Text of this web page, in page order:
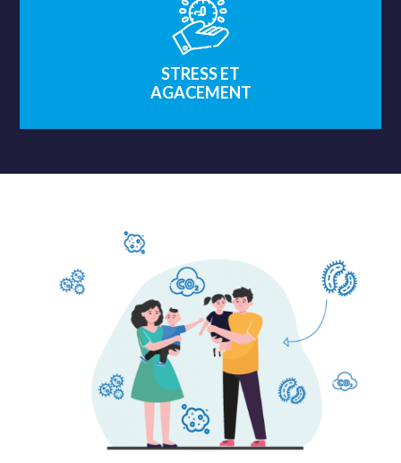
STRESS ET
AGACEMENT